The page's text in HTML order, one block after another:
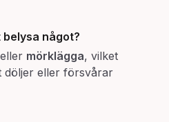
belysa något?
eller mörklägga, vilket
döljer eller försvårar